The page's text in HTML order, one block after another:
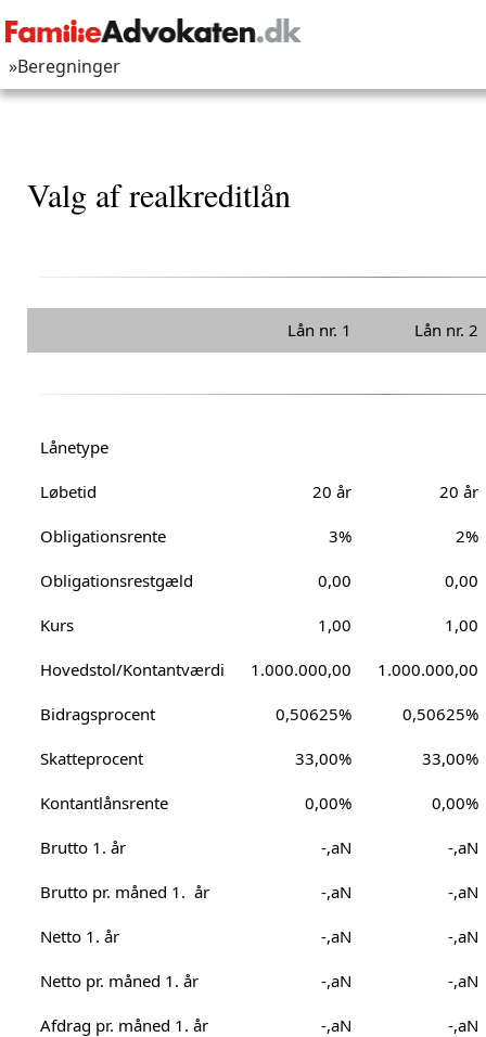
»Beregninger
Valg af realkreditlån
Lån nr. 1 Lån nr. 2
Lånetype
Løbetid 20 år 20 år
Obligationsrente 3% 2%
Obligationsrestgæld 0,00 0,00
Kurs 1,00 1,00
Hovedstol/Kontantværdi 1.000.000,00 1.000.000,00
Bidragsprocent 0,50625% 0,50625%
Skatteprocent 33,00% 33,00%
Kontantlånsrente 0,00% 0,00%
Brutto 1. år -,aN -,aN
Brutto pr. måned 1. år -,aN -,aN
Netto 1. år -,aN -,aN
Netto pr. måned 1. år -,aN -,aN
Afdrag pr. måned 1. år -,aN -,aN